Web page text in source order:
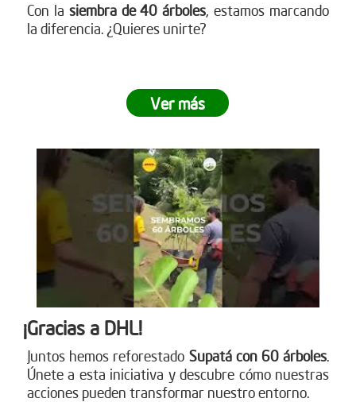
Con la siembra de 40 árboles, estamos marcando
la diferencia. ¿Quieres unirte?
Ver más
¡Gracias a DHL!
Juntos hemos reforestado Supatá con 60 árboles.
Únete a esta iniciativa y descubre cómo nuestras
acciones pueden transformar nuestro entorno.